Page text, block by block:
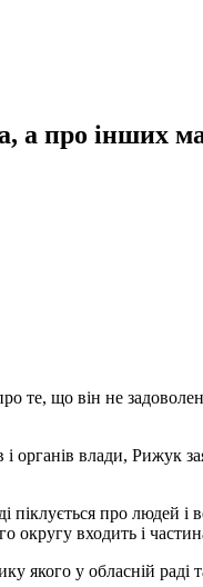
а про інших
те, що він не
органів влади,
про людей
входить і
у обласній раді та